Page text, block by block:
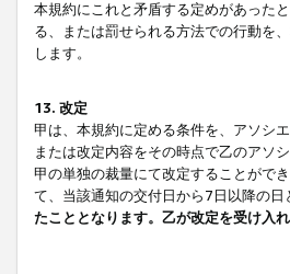
本規約にこれと矛盾する定めがあった
る、または罰せられる方法での行動を
します。
13. 改定
甲は、本規約に定める条件を、アソシ
または改定内容をその時点で乙のアソ
甲の単独の裁量にて改定することがで
て、当該通知の交付日から7日以降の日
たこととなります。乙が改定を受け入